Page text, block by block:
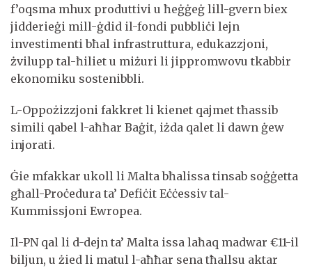
f’oqsma mhux produttivi u ħeġġeġ lill-gvern biex
jidderieġi mill-ġdid il-fondi pubbliċi lejn
investimenti bħal infrastruttura, edukazzjoni,
żvilupp tal-ħiliet u miżuri li jippromwovu tkabbir
ekonomiku sostenibbli.
L-Oppożizzjoni fakkret li kienet qajmet tħassib
simili qabel l-aħħar Baġit, iżda qalet li dawn ġew
injorati.
Ġie mfakkar ukoll li Malta bħalissa tinsab soġġetta
għall-Proċedura ta’ Defiċit Eċċessiv tal-
Kummissjoni Ewropea.
Il-PN qal li d-dejn ta’ Malta issa laħaq madwar €11-il
biljun, u żied li matul l-aħħar sena tħallsu aktar